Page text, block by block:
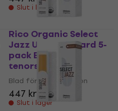
Slut i lager
Rico Organic Select
Jazz Unfiled 3 Hard 5-
pack Blad för
tenorsaxofon
Blad för tenorsaxofon
447 kr
Slut i lager